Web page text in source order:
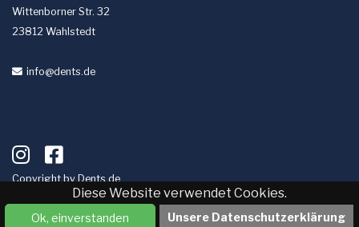
Wittenborner Str. 32
23812 Wahlstedt
info@dents.de
Copyright byDents.de
Impressum Datenschutz
Diese Website verwendet Cookies.
Ok, einverstanden Unsere Datenschutzerklärung